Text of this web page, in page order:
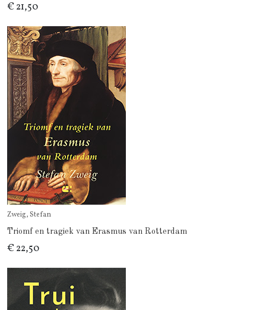
€ 21,50
Zweig, Stefan
Triomf en tragiek van Erasmus van Rotterdam
€ 22,50